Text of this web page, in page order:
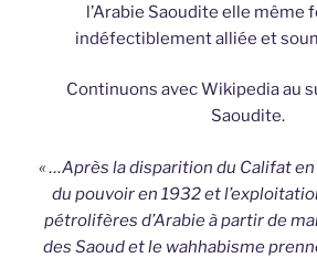
l’Arabie Saoudite elle même
indéfectiblement alliée et
Continuons avec Wikipedia au
Saoudite.
« …Après la disparition du Califat
du pouvoir en 1932 et
pétrolifères d’Arabie à partir de
des Saoud et le wahhabisme